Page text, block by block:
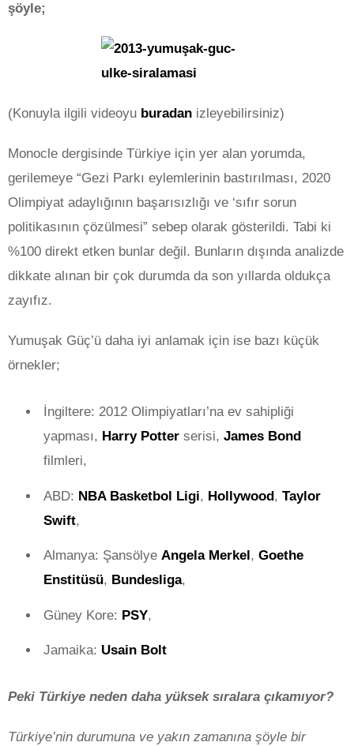
şöyle;
(Konuyla ilgili videoyu buradan izleyebilirsiniz)
Monocle dergisinde Türkiye için yer alan yorumda,
gerilemeye “Gezi Parkı eylemlerinin bastırılması, 2020
Olimpiyat adaylığının başarısızlığı ve ‘sıfır sorun
politikasının çözülmesi” sebep olarak gösterildi. Tabi ki
%100 direkt etken bunlar değil. Bunların dışında analizde
dikkate alınan bir çok durumda da son yıllarda oldukça
zayıfız.
Yumuşak Güç’ü daha iyi anlamak için ise bazı küçük
örnekler;
İngiltere: 2012 Olimpiyatları’na ev sahipliği
yapması, Harry Potter serisi, James Bond
filmleri,
ABD: NBA Basketbol Ligi, Hollywood, Taylor
Swift,
Almanya: Şansölye Angela Merkel , Goethe
Enstitüsü, Bundesliga,
Güney Kore: PSY,
Jamaika: Usain Bolt
Peki Türkiye neden daha yüksek sıralara çıkamıyor?
Türkiye’nin durumuna ve yakın zamanına şöyle bir